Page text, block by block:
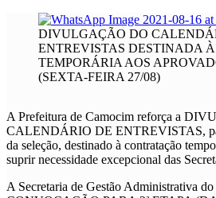
DIVULGAÇÃO DO
ENTREVISTAS DESTINADA
TEMPORÁRIA AOS
(SEXTA-FEIRA 27/08)
A Prefeitura de Camocim reforça a
CALENDÁRIO DE ENTREVISTAS,
da seleção, destinado à contratação
suprir necessidade excepcional das
A Secretaria de Gestão Administrativa